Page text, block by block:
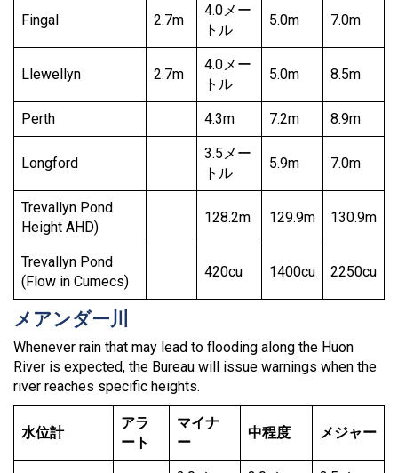
Fingal 2.7m
4.0メー
トル
5.0m 7.0m
Llewellyn 2.7m
4.0メー
トル
5.0m 8.5m
Perth 4.3m 7.2m 8.9m
Longford
3.5メー
トル
5.9m 7.0m
Trevallyn Pond
Height AHD)
128.2m 129.9m 130.9m
Trevallyn Pond
(Flow in Cumecs)
420cu 1400cu 2250cu
メアンダー川
Whenever rain that may lead to flooding along the Huon
River is expected, the Bureau will issue warnings when the
river reaches specific heights.
水位計
アラ
ート
マイナ
ー
中程度 メジャー